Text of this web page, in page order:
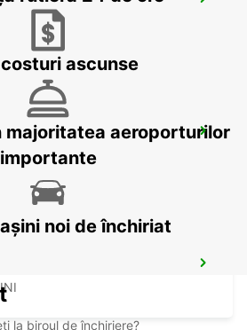
AIRPORT
- SOUTH AFRICA
ascunse
majoritatea aeroporturilor
importante
noi de închiriat
la biroul de închiriere?